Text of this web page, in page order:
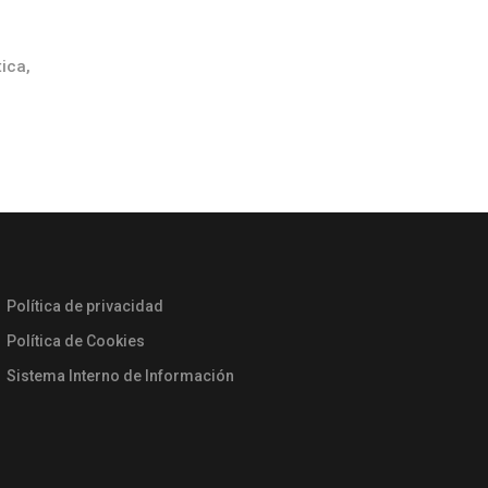
Política de privacidad
Política de Cookies
Sistema Interno de Información